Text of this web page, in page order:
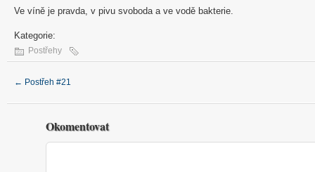
Ve víně je pravda, v pivu svoboda a ve vodě bakterie.
Kategorie:
Postřehy
← Postřeh #21
Okomentovat